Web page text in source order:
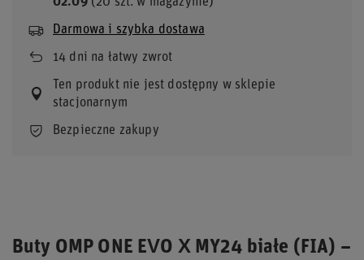
Darmowa i szybka dostawa
14 dni na łatwy zwrot
Ten produkt nie jest dostępny w sklepie
stacjonarnym
Bezpieczne zakupy
Buty OMP ONE EVO X MY24 białe (FIA) –